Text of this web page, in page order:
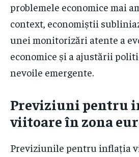
problemele economice mai
context, economiștii
unei monitorizări atente a
economice și a ajustării
nevoile emergente.
Previziuni pentru
viitoare în zona
Previziunile pentru inflația